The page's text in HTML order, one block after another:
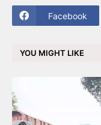
Facebook
YOU MIGHT LIKE